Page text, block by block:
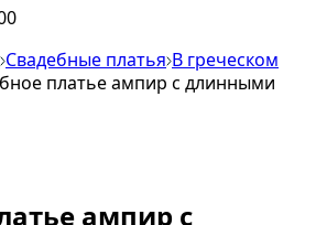
Свадебные платья В греческом
платье ампир с длинными
ампир с